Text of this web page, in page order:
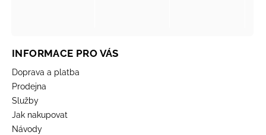
INFORMACE PRO VÁS
Doprava a platba
Prodejna
Služby
Jak nakupovat
Návody